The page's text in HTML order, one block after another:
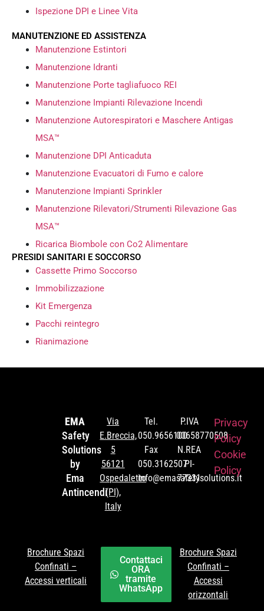
Ispezione DPI e Linee Vita
MANUTENZIONE ED ASSISTENZA
Manutenzione Estintori
Manutenzione Idranti
Manutenzione Porte tagliafuoco REI
Manutenzione Impianti Rilevazione Incendi
Manutenzione Autorespiratori e Maschere Antigas
MSA™
Manutenzione DPI Anticaduta
Manutenzione Evacuatori di Fumo e calore
Manutenzione Impianti Sprinkler
Manutenzione Rilevatori/Strumenti Rilevazione Gas
MSA™
Ricarica Biombole con Co2 Alimentare
PRESIDI SANITARI E SOCCORSO
Cassette Primo Soccorso
Immobilizzazione
Kit Emergenza
Pacchi reintegro
Rianimazione
EMA
Safety
Solutions
by
Ema
Antincendi
Via
E.Breccia,
5
56121
Ospedaletto
(PI),
Italy
Tel.
050.9656100
Fax
050.3162507
info@emasafetysolutions.it
P.IVA
00658770508
N.REA
PI-
77331
Privacy
Policy
Cookie
Policy
Brochure Spazi
Confinati –
Accessi verticali
Contattaci
ORA
tramite
WhatsApp
Brochure Spazi
Confinati –
Accessi
orizzontali